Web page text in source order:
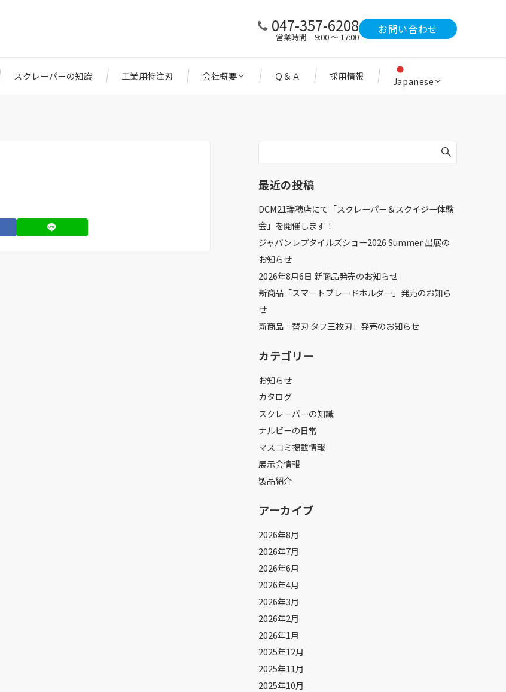
047-357-6208
営業時間 9:00 ～ 17:00
お問い合わせ
スクレーパーの知識 工業用特注刃 会社概要 Ｑ＆Ａ 採用情報 Japanese
最近の投稿
DCM21瑞穂店にて「スクレーパー＆スクイジー体験
会」を開催します！
ジャパンレプタイルズショー2026 Summer 出展の
お知らせ
2026年8月6日 新商品発売のお知らせ
新商品「スマートブレードホルダー」発売のお知ら
せ
新商品「替刃 タフ三枚刃」発売のお知らせ
カテゴリー
お知らせ
カタログ
スクレーパーの知識
ナルビーの日常
マスコミ掲載情報
展示会情報
製品紹介
アーカイブ
2026年8月
2026年7月
2026年6月
2026年4月
2026年3月
2026年2月
2026年1月
2025年12月
2025年11月
2025年10月